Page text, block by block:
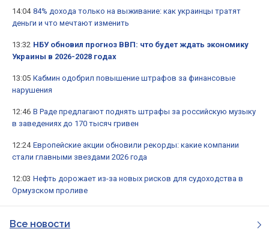
14:04 84% дохода только на выживание: как украинцы тратят
деньги и что мечтают изменить
13:32 НБУ обновил прогноз ВВП: что будет ждать экономику
Украины в 2026-2028 годах
13:05 Кабмин одобрил повышение штрафов за финансовые
нарушения
12:46 В Раде предлагают поднять штрафы за российскую музыку
в заведениях до 170 тысяч гривен
12:24 Европейские акции обновили рекорды: какие компании
стали главными звездами 2026 года
12:03 Нефть дорожает из-за новых рисков для судоходства в
Ормузском проливе
Все новости